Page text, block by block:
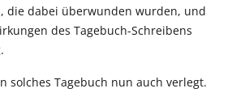
die dabei überwunden wurden, und
des Tagebuch-Schreibens
solches Tagebuch nun auch verlegt.